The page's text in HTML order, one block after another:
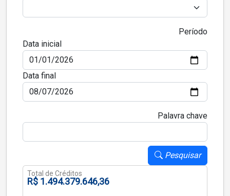
Período
Data inicial
Data final
Palavra chave
Pesquisar
Total de Créditos
R$ 1.494.379.646,36